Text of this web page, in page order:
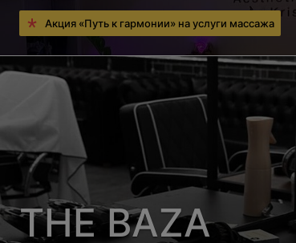
Акция «Путь к гармонии» на услуги массажа
THE BAZA